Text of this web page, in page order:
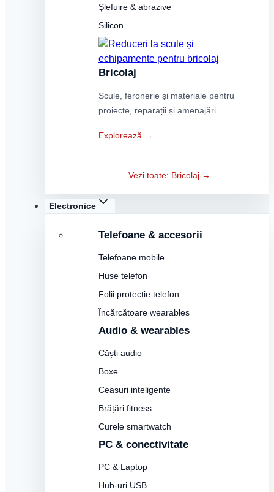
Șlefuire & abrazive
Silicon
Bricolaj
Scule, feronerie și materiale pentru
proiecte, reparații și amenajări.
Explorează →
Vezi toate: Bricolaj →
Electronice
Telefoane & accesorii
Telefoane mobile
Huse telefon
Folii protecție telefon
Încărcătoare wearables
Audio & wearables
Căști audio
Boxe
Ceasuri inteligente
Brățări fitness
Curele smartwatch
PC & conectivitate
PC & Laptop
Hub-uri USB